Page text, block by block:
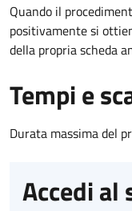
Quando il
positivamente si
della propria scheda
Tempi e
Durata massima del
Accedi al